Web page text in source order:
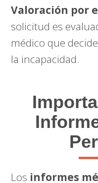
Valoración por
solicitud es
médico que
la incapacidad.
Los informes